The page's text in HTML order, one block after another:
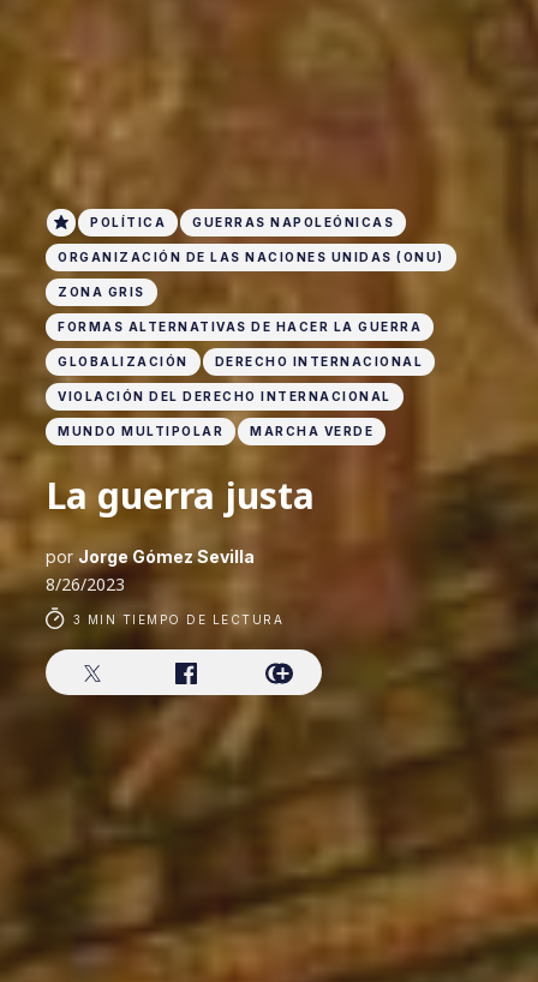
POLÍTICA GUERRAS NAPOLEÓNICAS
ORGANIZACIÓN DE LAS NACIONES UNIDAS (ONU)
ZONA GRIS
FORMAS ALTERNATIVAS DE HACER LA GUERRA
GLOBALIZACIÓN DERECHO INTERNACIONAL
VIOLACIÓN DEL DERECHO INTERNACIONAL
MUNDO MULTIPOLAR MARCHA VERDE
La guerra justa
por Jorge Gómez Sevilla
8/26/2023
3 MIN TIEMPO DE LECTURA